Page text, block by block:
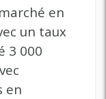
en
un taux
3 000
en